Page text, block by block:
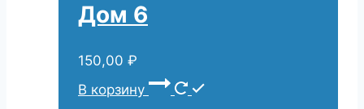
Дом 6
150,00 ₽
В корзину